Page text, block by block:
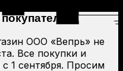
ООО «Вепрь» не
Все покупки и
1 сентября. Просим